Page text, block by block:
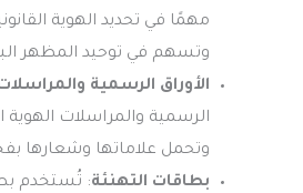
مهمًا في تحديد الهوية
وتسهم في توحيد المظهر
الأوراق الرسمية
الرسمية والمراسلات الهوية
وتحمل علاماتها وشعارها
بطاقات التهنئة: تُستخدم